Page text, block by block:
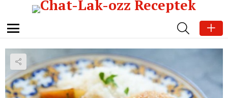
Menu
SEARCH